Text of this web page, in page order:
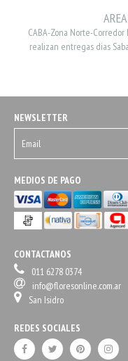
CABA-Zona Norte-
realizan entregas dias
NEWSLETTER
MEDIOS DE PAGO
CONTACTANOS
011 6278 0374
info@floresonline.com.ar
San Isidro
REDES SOCIALES